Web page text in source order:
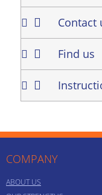
Contact
Find us
COMPANY
ABOUT US